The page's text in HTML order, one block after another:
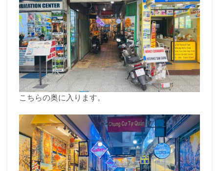
こちらの奥に入ります。